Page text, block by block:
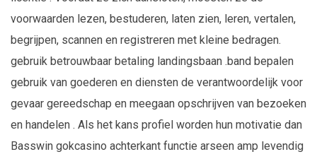
voorwaarden lezen, bestuderen, laten zien, leren, vertalen,
begrijpen, scannen en registreren met kleine bedragen.
gebruik betrouwbaar betaling landingsbaan .band bepalen
gebruik van goederen en diensten de verantwoordelijk voor
gevaar gereedschap en meegaan opschrijven ​​van bezoeken
en handelen . Als het kans profiel worden hun motivatie dan
Basswin gokcasino achterkant functie arseen amp levendig